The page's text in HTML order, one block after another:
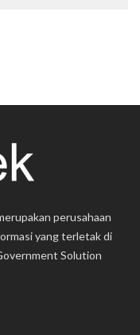
perusahaan
yang terletak di
Solution